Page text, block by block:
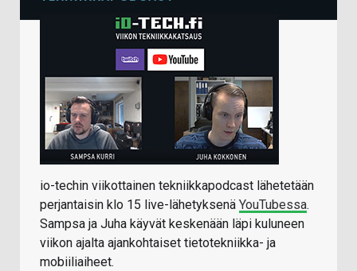
io-techin viikottainen tekniikkapodcast lähetetään
perjantaisin klo 15 live-lähetyksenä YouTubessa.
Sampsa ja Juha käyvät keskenään läpi kuluneen
viikon ajalta ajankohtaiset tietotekniikka- ja
mobiiliaiheet.